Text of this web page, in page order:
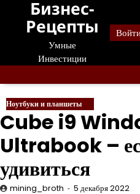
Перейти
содержанию
Бизнес-
Рецепты
Умные
Инвестиции
Ноутбуки и планшеты
Cube i9
Ultrabook –
удивиться
mining_broth 5 декабря 2022